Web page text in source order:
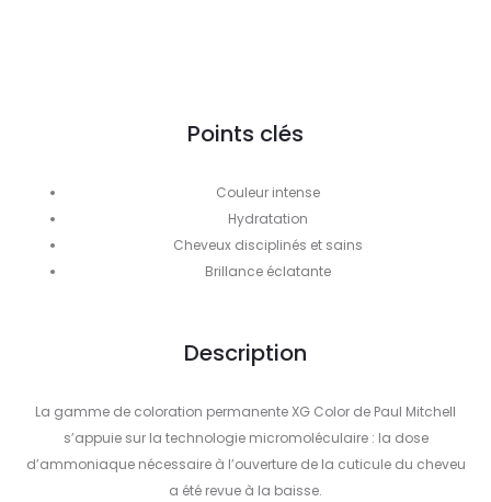
Points clés
Couleur intense
Hydratation
Cheveux disciplinés et sains
Brillance éclatante
Description
La gamme de coloration permanente XG Color de Paul Mitchell
s’appuie sur la technologie micromoléculaire : la dose
d’ammoniaque nécessaire à l’ouverture de la cuticule du cheveu
a été revue à la baisse.